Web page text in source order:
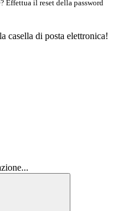
Effettua il reset della password
casella di posta elettronica!